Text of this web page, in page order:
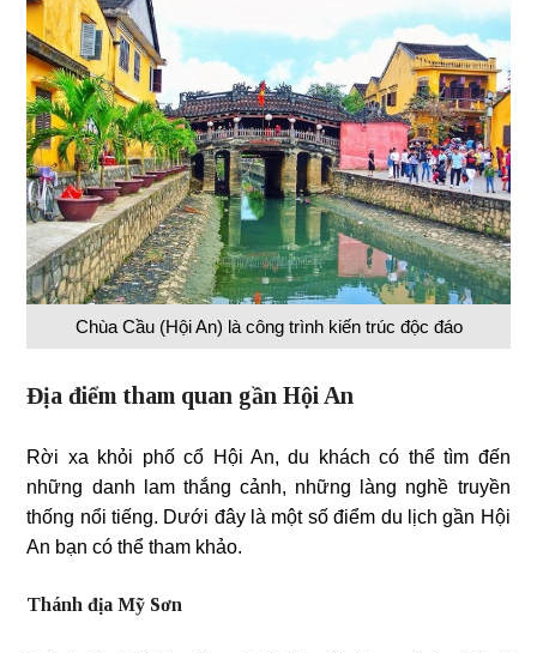
Chùa Cầu (Hội An) là công trình kiến trúc độc đáo
Địa điểm tham quan gần Hội An
Rời xa khỏi phố cổ Hội An, du khách có thể tìm đến
những danh lam thắng cảnh, những làng nghề truyền
thống nổi tiếng. Dưới đây là một số điểm du lịch gần Hội
An bạn có thể tham khảo.
Thánh địa Mỹ Sơn